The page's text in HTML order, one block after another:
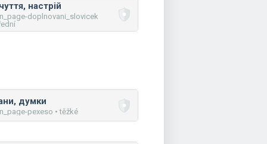
настрій
doplnovani_slovicek
думки
pexeso • těžké